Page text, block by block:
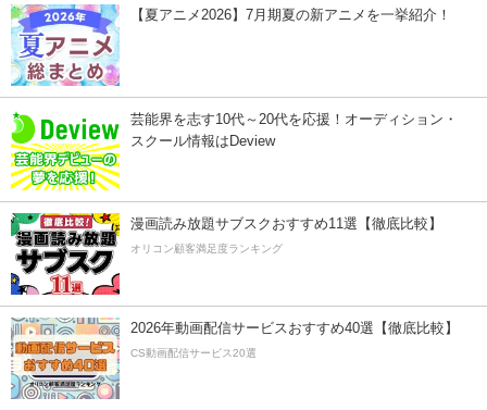
【夏アニメ2026】7月期夏の新アニメを一挙紹介！
芸能界を志す10代～20代を応援！オーディション・
スクール情報はDeview
漫画読み放題サブスクおすすめ11選【徹底比較】
オリコン顧客満足度ランキング
2026年動画配信サービスおすすめ40選【徹底比較】
CS動画配信サービス20選